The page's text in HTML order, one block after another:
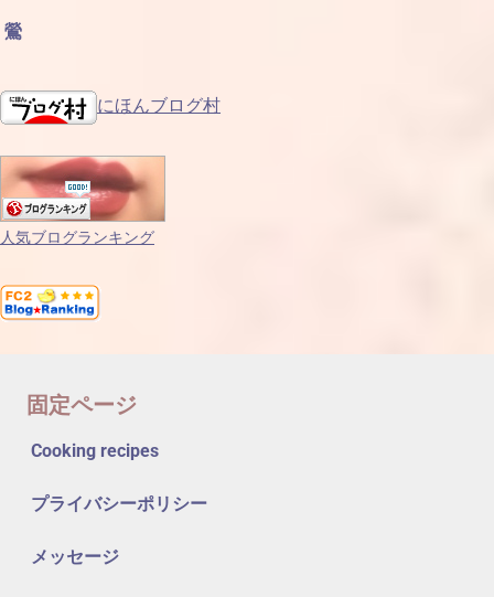
鶯
にほんブログ村
人気ブログランキング
固定ページ
Cooking recipes
プライバシーポリシー
メッセージ